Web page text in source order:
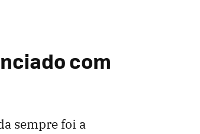
com
sempre foi a